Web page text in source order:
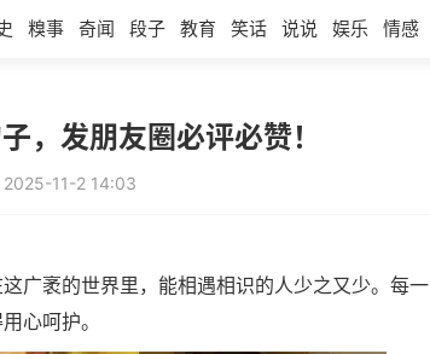
糗事 奇闻 段子 教育 笑话 说说 娱乐 情感
，发朋友圈必评必赞！
2025-11-2 14:03
广袤的世界里，能相遇相识的人少之又少。每一
心呵护。